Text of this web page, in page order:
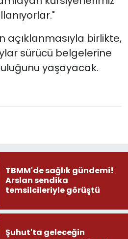
açıklanmasıyla birlikte,
sürücü belgelerine
yaşayacak.
TBMM'de sağlık gündemi!
Arslan sendika
temsilcileriyle görüştü
Şuhut'ta geleceğin